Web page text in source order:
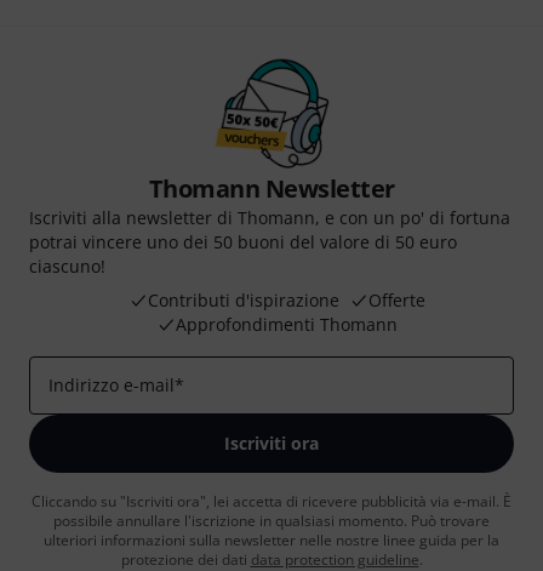
Thomann Newsletter
Iscriviti alla newsletter di Thomann, e con un po' di fortuna
potrai vincere uno dei 50 buoni del valore di 50 euro
ciascuno!
Contributi d'ispirazione
Offerte
Approfondimenti Thomann
Indirizzo e-mail*
Iscriviti ora
Cliccando su "Iscriviti ora", lei accetta di ricevere pubblicità via e-mail. È
possibile annullare l'iscrizione in qualsiasi momento. Può trovare
ulteriori informazioni sulla newsletter nelle nostre linee guida per la
protezione dei dati data protection guideline.